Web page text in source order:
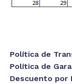
Política de
Política de
Descuento por